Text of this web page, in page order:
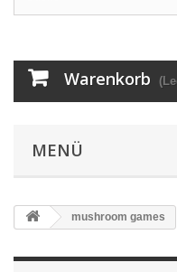
Warenkorb
MENÜ
mushroom games